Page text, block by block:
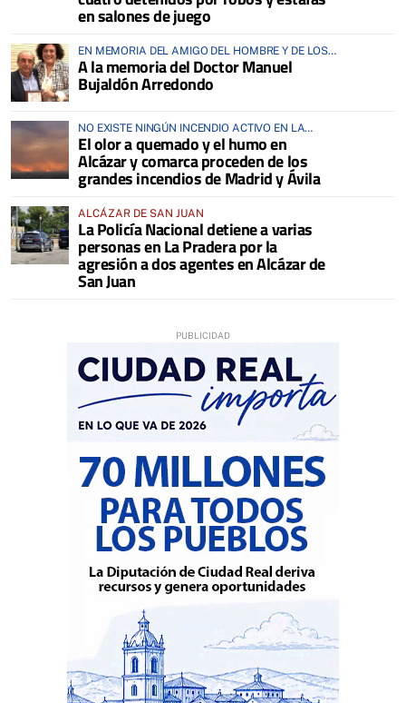
en salones de juego
EN MEMORIA DEL AMIGO DEL HOMBRE Y DE LOS
ANIMALES
A la memoria del Doctor Manuel
Bujaldón Arredondo
NO EXISTE NINGÚN INCENDIO ACTIVO EN LA
COMARCA
El olor a quemado y el humo en
Alcázar y comarca proceden de los
grandes incendios de Madrid y Ávila
ALCÁZAR DE SAN JUAN
La Policía Nacional detiene a varias
personas en La Pradera por la
agresión a dos agentes en Alcázar de
San Juan